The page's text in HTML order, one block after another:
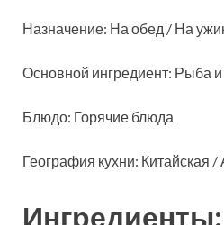
Назначение: На обед / На
Основной ингредиент: Рыба
Блюдо: Горячие блюда
География кухни: Китайская /
Ингредиенты: